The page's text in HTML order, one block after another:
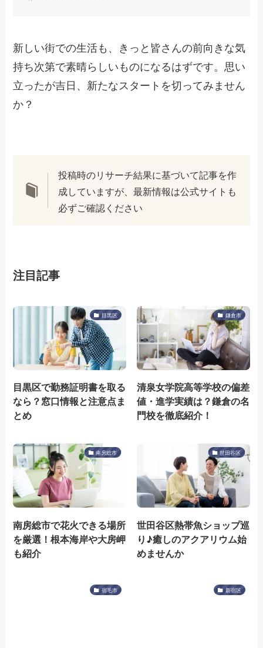
新しい街での生活も、きっと皆さんの前向きな気
持ち次第で素晴らしいものになるはずです。思い
立ったが吉日、新たなスタートを切ってみません
か？
投稿時のリサーチ結果に基づいて記事を作
成していますが、最新情報は公式サイトも
必ずご確認ください
注目記事
目黒区
目黒区で勤務証明書を取る
なら？窓口情報と注意点ま
とめ
鎌倉市
清泉女学院高等学校の偏差
値・進学実績は？鎌倉の名
門校を徹底紹介！
南房総市
南房総市で花火できる場所
を厳選！根本海岸や大房岬
も紹介
世田谷区
世田谷区熱帯魚ショップ巡
り♪癒しのアクアリウム始
めませんか
宿毛市 新宿区